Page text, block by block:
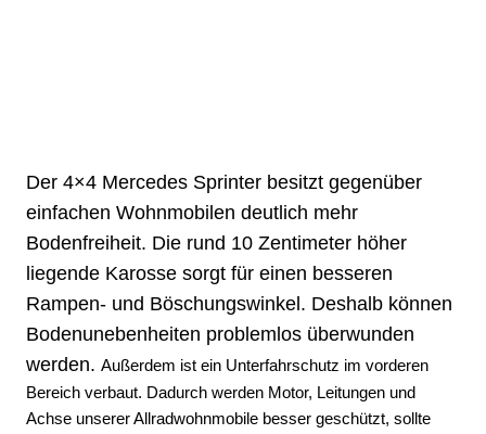
Der 4×4 Mercedes Sprinter besitzt gegenüber
einfachen Wohnmobilen deutlich mehr
Bodenfreiheit. Die rund 10 Zentimeter höher
liegende Karosse sorgt für einen besseren
Rampen- und Böschungswinkel. Deshalb können
Bodenunebenheiten problemlos überwunden
werden. Außerdem ist ein Unterfahrschutz im vorderen
Bereich verbaut. Dadurch werden Motor, Leitungen und
Achse unserer Allradwohnmobile besser geschützt, sollte